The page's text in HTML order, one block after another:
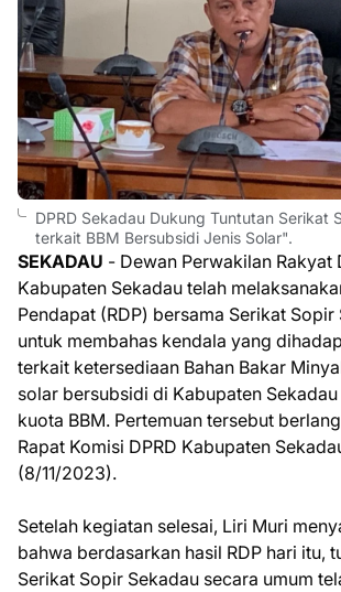
DPRD Sekadau Dukung Tuntutan Serikat
terkait BBM Bersubsidi Jenis Solar".
SEKADAU - Dewan Perwakilan Rakyat
Kabupaten Sekadau telah
Pendapat (RDP) bersama Serikat Sopir
untuk membahas kendala yang
terkait ketersediaan Bahan Bakar
solar bersubsidi di Kabupaten
kuota BBM. Pertemuan tersebut
Rapat Komisi DPRD Kabupaten
(8/11/2023).
Setelah kegiatan selesai, Liri Muri
bahwa berdasarkan hasil RDP hari itu,
Serikat Sopir Sekadau secara umum